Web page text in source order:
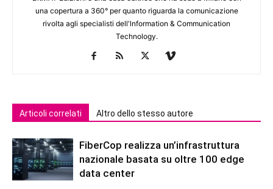
una copertura a 360° per quanto riguarda la comunicazione
rivolta agli specialisti dell'lnformation & Communication
Technology.
Articoli correlati Altro dello stesso autore
FiberCop realizza un’infrastruttura
nazionale basata su oltre 100 edge
data center